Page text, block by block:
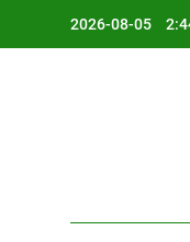
2026-08-05